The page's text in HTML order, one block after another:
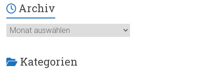
Archiv
Archiv
Kategorien